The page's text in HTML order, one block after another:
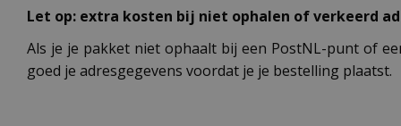
Let op: extra kosten bij niet ophalen of verkeerd
Als je je pakket niet ophaalt bij een PostNL-punt of
goed je adresgegevens voordat je je bestelling plaatst.